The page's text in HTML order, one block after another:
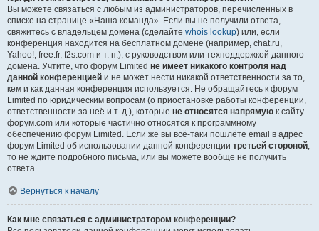
Вы можете связаться с любым из администраторов, перечисленных в
списке на странице «Наша команда». Если вы не получили ответа,
свяжитесь с владельцем домена (сделайте whois lookup) или, если
конференция находится на бесплатном домене (например, chat.ru,
Yahoo!, free.fr, f2s.com и т. п.), с руководством или техподдержкой данного
домена. Учтите, что форум Limited не имеет никакого контроля над
данной конференцией и не может нести никакой ответственности за то,
кем и как данная конференция используется. Не обращайтесь к форум
Limited по юридическим вопросам (о приостановке работы конференции,
ответственности за неё и т. д.), которые не относятся напрямую к сайту
форум.com или которые частично относятся к программному
обеспечению форум Limited. Если же вы всё-таки пошлёте email в адрес
форум Limited об использовании данной конференции третьей стороной,
то не ждите подробного письма, или вы можете вообще не получить
ответа.
Вернуться к началу
Как мне связаться с администратором конференции?